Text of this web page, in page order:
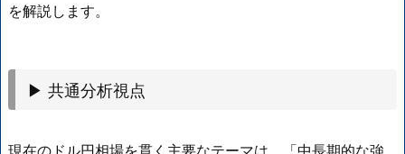
を解説します。
▶ 共通分析視点